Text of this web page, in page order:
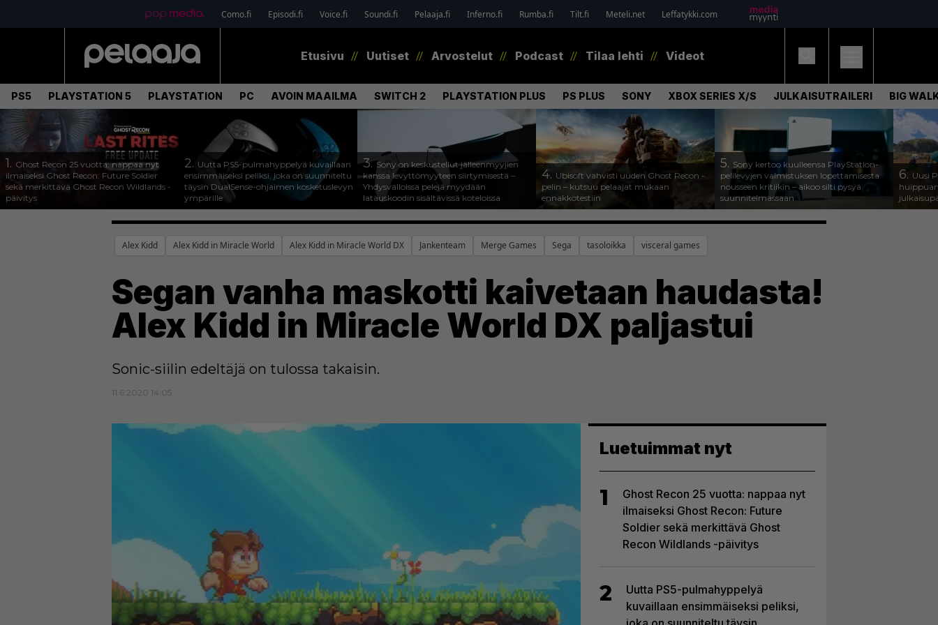
Como.fi Episodi.fi Voice.fi Soundi.fi Pelaaja.fi Inferno.fi Rumba.fi Tilt.fi Meteli.net Leffatykki.com
Etusivu Uutiset Arvostelut Podcast Tilaa lehti Videot
PS5 PLAYSTATION 5 PLAYSTATION PC AVOIN MAAILMA SWITCH 2 PLAYSTATION PLUS PS PLUS SONY XBOX SERIES X/S JULKAISUTRAILERI BIG
1. Ghost Recon 25 vuotta: nappaa nyt
ilmaiseksi Ghost Recon: Future Soldier
sekä merkittävä Ghost Recon Wildlands -
päivitys
2. Uutta PS5-pulmahyppelyä kuvaillaan
ensimmäiseksi peliksi, joka on suunniteltu
täysin DualSense-ohjaimen kosketuslevyn
ympärille
3.Sony on keskustellut jälleenmyyjien
kanssa levyttömyyteen siirtymisestä –
Yhdysvalloissa pelejä myydään
latauskoodin sisältävissä koteloissa
4. Ubisoft vahvisti uuden Ghost Recon -
pelin – kutsuu pelaajat mukaan
ennakkotestiin
5. Sony kertoo kuulleensa PlayStation-
pelilevyjen valmistuksen lopettamisesta
nousseen kritiikin – aikoo silti pysyä
suunnitelmassaan
6. Uusi
Alex Kidd Alex Kidd in Miracle World Alex Kidd in Miracle World DX Jankenteam Merge Games Sega tasoloikka visceral games
Segan vanha maskotti kaivetaan haudasta!
Alex Kidd in Miracle World DX paljastui
Sonic-siilin edeltäjä on tulossa takaisin.
11.6.2020 14:05
Luetuimmat nyt
1
Ghost Recon 25 vuotta: nappaa nyt
ilmaiseksi Ghost Recon: Future
Soldier sekä merkittävä Ghost
Recon Wildlands -päivitys
2
Uutta PS5-pulmahyppelyä
kuvaillaan ensimmäiseksi peliksi,